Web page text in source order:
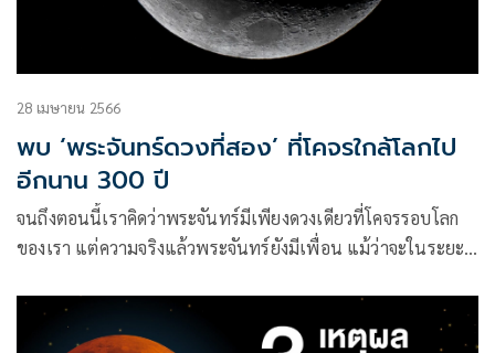
28 เมษายน 2566
พบ ‘พระจันทร์ดวงที่สอง’ ที่โคจรใกล้โลกไป
อีกนาน 300 ปี
จนถึงตอนนี้เราคิดว่าพระจันทร์มีเพียงดวงเดียวที่โคจรรอบโลก
ของเรา แต่ความจริงแล้วพระจันทร์ยังมีเพื่อน แม้ว่าจะในระยะ